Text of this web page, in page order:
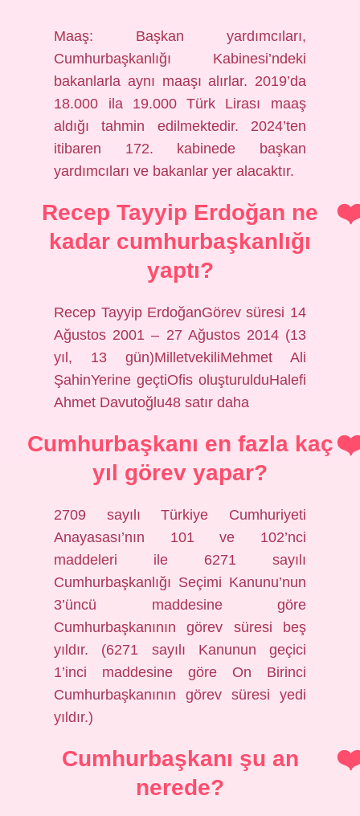
Maaş: Başkan yardımcıları,
Cumhurbaşkanlığı Kabinesi’ndeki
bakanlarla aynı maaşı alırlar. 2019’da
18.000 ila 19.000 Türk Lirası maaş
aldığı tahmin edilmektedir. 2024’ten
itibaren 172. kabinede başkan
yardımcıları ve bakanlar yer alacaktır.
Recep Tayyip Erdoğan ne
kadar cumhurbaşkanlığı
yaptı?
Recep Tayyip ErdoğanGörev süresi 14
Ağustos 2001 – 27 Ağustos 2014 (13
yıl, 13 gün)MilletvekiliMehmet Ali
ŞahinYerine geçtiOfis oluşturulduHalefi
Ahmet Davutoğlu48 satır daha
Cumhurbaşkanı en fazla kaç
yıl görev yapar?
2709 sayılı Türkiye Cumhuriyeti
Anayasası’nın 101 ve 102’nci
maddeleri ile 6271 sayılı
Cumhurbaşkanlığı Seçimi Kanunu’nun
3’üncü maddesine göre
Cumhurbaşkanının görev süresi beş
yıldır. (6271 sayılı Kanunun geçici
1’inci maddesine göre On Birinci
Cumhurbaşkanının görev süresi yedi
yıldır.)
Cumhurbaşkanı şu an
nerede?